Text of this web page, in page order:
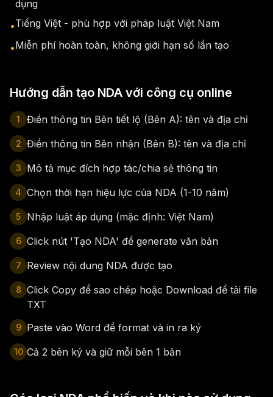
dụng
•Tiếng Việt - phù hợp với pháp luật Việt Nam
•Miễn phí hoàn toàn, không giới hạn số lần tạo
Hướng dẫn tạo NDA với công cụ online
1 Điền thông tin Bên tiết lộ (Bên A): tên và địa chỉ
2 Điền thông tin Bên nhận (Bên B): tên và địa chỉ
3 Mô tả mục đích hợp tác/chia sẻ thông tin
4 Chọn thời hạn hiệu lực của NDA (1-10 năm)
5 Nhập luật áp dụng (mặc định: Việt Nam)
6 Click nút 'Tạo NDA' để generate văn bản
7 Review nội dung NDA được tạo
8 Click Copy để sao chép hoặc Download để tải file
TXT
9 Paste vào Word để format và in ra ký
10 Cả 2 bên ký và giữ mỗi bên 1 bản